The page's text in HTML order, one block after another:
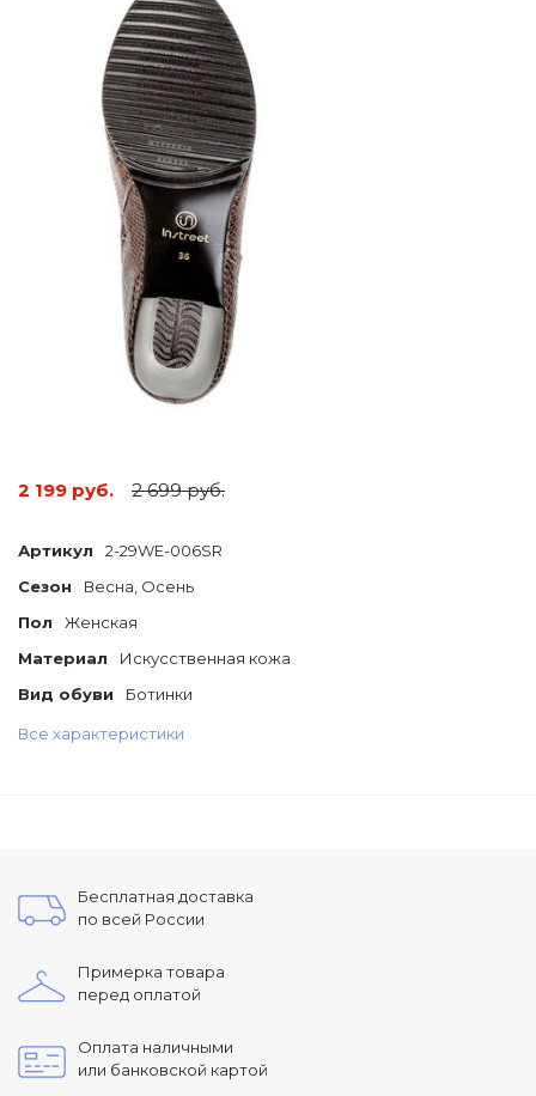
2 199 руб. 2 699 руб.
Артикул
2-29WE-006SR
Сезон
Весна, Осень
Пол
Женская
Материал
Искусственная кожа
Вид обуви
Ботинки
Все характеристики
Бесплатная доставка
по всей России
Примерка товара
перед оплатой
Оплата наличными
или банковской картой